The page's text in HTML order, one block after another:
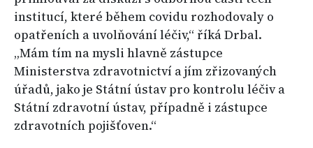
institucí, které během covidu rozhodovaly o
opatřeních a uvolňování léčiv,“ říká Drbal.
„Mám tím na mysli hlavně zástupce
Ministerstva zdravotnictví a jím zřizovaných
úřadů, jako je Státní ústav pro kontrolu léčiv a
Státní zdravotní ústav, případně i zástupce
zdravotních pojišťoven.“